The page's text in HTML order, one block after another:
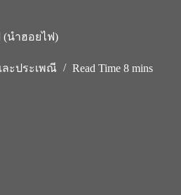
(นำฮอยไฟ)
ละประเพณี Read Time 8 mins